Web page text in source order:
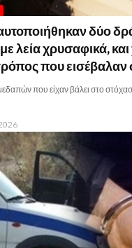
δύο
λεία χρυσαφικά,
που εισέβαλαν
που είχαν βάλει στο